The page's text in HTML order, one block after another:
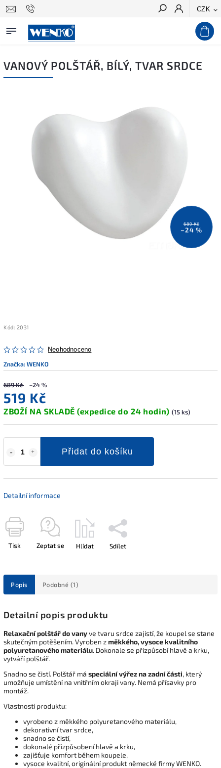
CZK
Hledat
VANOVÝ POLŠTÁŘ, BÍLÝ, TVAR SRDCE
689 Kč
–24 %
Kód: 2031
Neohodnoceno
Značka:WENKO
689 Kč –24 %
519 Kč
ZBOŽÍ NA SKLADĚ (expedice do 24 hodin) (15 ks)
Přidat do košíku
Detailní informace
Tisk Zeptat se Hlídat Sdílet
Popis Podobné (1)
Detailní popis produktu
Relaxační polštář do vanyve tvaru srdce zajistí, že koupel se stane
skutečným potěšením. Vyroben změkkého, vysoce kvalitního
polyuretanového materiálu. Dokonale se přizpůsobí hlavě a krku,
vytváří polštář.
Snadno se čistí. Polštář má speciální výřez na zadní části, který
umožňuje umístění na vnitřním okraji vany. Nemá přísavky pro
montáž.
Vlastnosti produktu:
vyrobeno z měkkého polyuretanového materiálu,
dekorativní tvar srdce,
snadno se čistí,
dokonalé přizpůsobení hlavě a krku,
zajišťuje komfort během koupele,
vysoce kvalitní, originální produkt německé firmy WENKO.